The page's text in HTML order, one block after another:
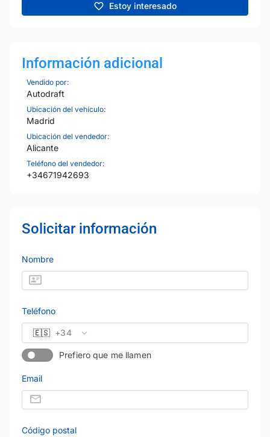
Estoy interesado
Información adicional
Vendido por:
Autodraft
Ubicación del vehículo:
Madrid
Ubicación del vendedor:
Alicante
Teléfono del vendedor:
+34671942693
Solicitar información
Nombre
Teléfono
🇪🇸 +34
Prefiero que me llamen
Email
Código postal